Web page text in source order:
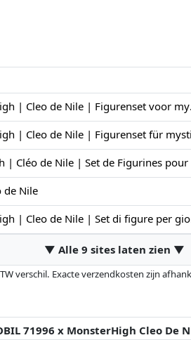
PLAYMOBIL | Monster
de Nile
PLAYMOBIL |
▼ Alle 9 sites laten zien ▼
verschil. Exacte verzendkosten zijn
historische prestaties de volgorde
71996 x MonsterHigh Cleo De